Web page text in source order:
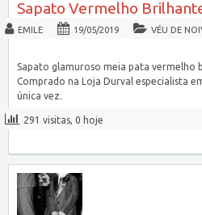
Sapato Vermelho
EMILE 19/05/2019 VÉU DE
Sapato glamuroso meia pata vermelho
Comprado na Loja Durval especialista
única vez.
291 visitas, 0 hoje